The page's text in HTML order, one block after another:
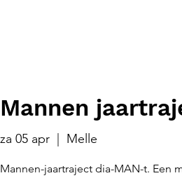
Mannen
za 05 apr
  |
Melle
Mannen-jaartraject dia-MAN-t. Een